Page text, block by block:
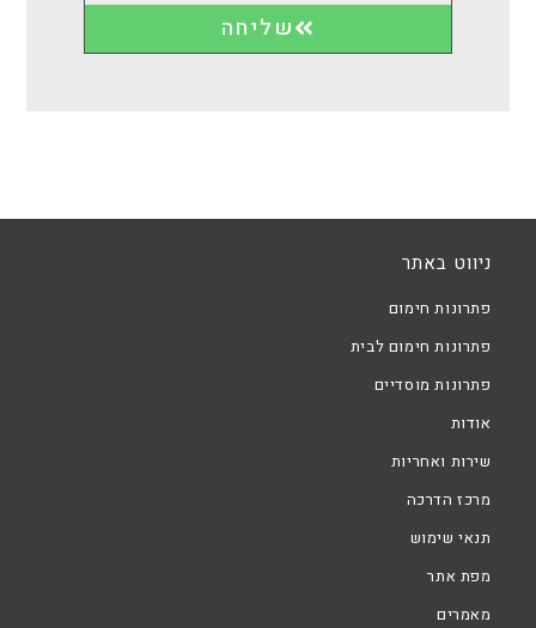
שליחה
ניווט באתר
פתרונות חימום
פתרונות חימום לבית
פתרונות מוסדיים
אודות
שירות ואחריות
מרכז הדרכה
תנאי שימוש
מפת אתר
מאמרים